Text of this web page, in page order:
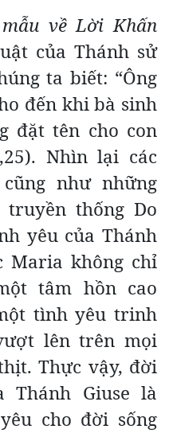
về Lời Khấn
của Thánh sử
ta biết: “Ông
đến khi bà sinh
đặt tên cho con
Nhìn lại các
như những
thống Do
yêu của Thánh
Maria không chỉ
tâm hồn cao
tình yêu trinh
lên trên mọi
Thực vậy, đời
Thánh Giuse là
cho đời sống